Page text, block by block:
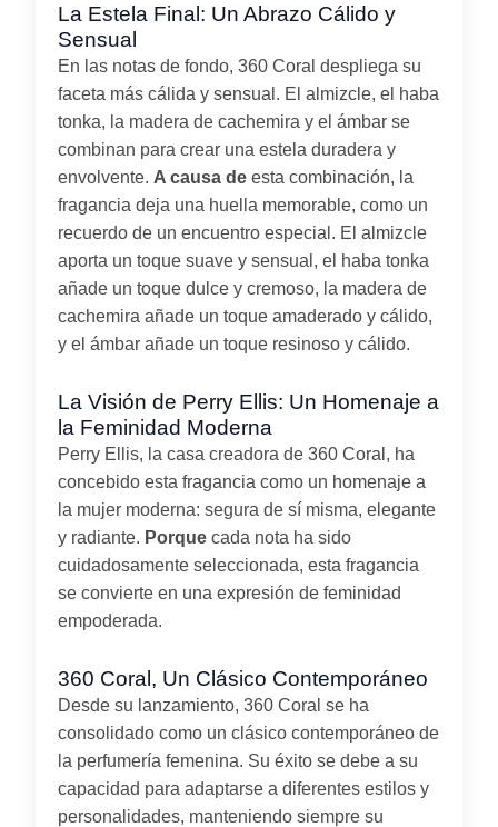
La Estela Final: Un Abrazo Cálido y
Sensual
En las notas de fondo, 360 Coral despliega su
faceta más cálida y sensual. El almizcle, el haba
tonka, la madera de cachemira y el ámbar se
combinan para crear una estela duradera y
envolvente. A causa de esta combinación, la
fragancia deja una huella memorable, como un
recuerdo de un encuentro especial. El almizcle
aporta un toque suave y sensual, el haba tonka
añade un toque dulce y cremoso, la madera de
cachemira añade un toque amaderado y cálido,
y el ámbar añade un toque resinoso y cálido.
La Visión de Perry Ellis: Un Homenaje a
la Feminidad Moderna
Perry Ellis, la casa creadora de 360 Coral, ha
concebido esta fragancia como un homenaje a
la mujer moderna: segura de sí misma, elegante
y radiante. Porque cada nota ha sido
cuidadosamente seleccionada, esta fragancia
se convierte en una expresión de feminidad
empoderada.
360 Coral, Un Clásico Contemporáneo
Desde su lanzamiento, 360 Coral se ha
consolidado como un clásico contemporáneo de
la perfumería femenina. Su éxito se debe a su
capacidad para adaptarse a diferentes estilos y
personalidades, manteniendo siempre su